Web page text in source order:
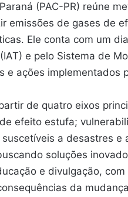
(PAC-PR) reúne
emissões de gases de
Ele conta com um
e pelo Sistema de
e ações implementados
de quatro eixos
efeito estufa;
a desastres
soluções
e divulgação,
da